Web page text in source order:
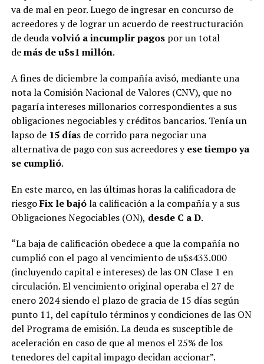
va de mal en peor. Luego de ingresar en concurso de
acreedores y de lograr un acuerdo de reestructuración
de deudavolvió a incumplir pagospor un total
demás de u$s1 millón.
A fines de diciembre la compañía avisó, mediante una
nota la Comisión Nacional de Valores (CNV), que no
pagaría intereses millonarios correspondientes a sus
obligaciones negociables y créditos bancarios. Tenía un
lapso de 15 días de corrido para negociar una
alternativa de pago con sus acreedores yese tiempo ya
se cumplió.
En este marco, en las últimas horas la calificadora de
riesgoFix le bajóla calificación a la compañía y a sus
Obligaciones Negociables (ON), desde C a D.
“La baja de calificación obedece a que la compañía no
cumplió con el pago al vencimiento de u$s433.000
(incluyendo capital e intereses) de las ON Clase 1 en
circulación. El vencimiento original operaba el 27 de
enero 2024 siendo el plazo de gracia de 15 días según
punto 11, del capítulo términos y condiciones de las ON
del Programa de emisión. La deuda es susceptible de
aceleración en caso de que al menos el 25% de los
tenedores del capital impago decidan accionar”.